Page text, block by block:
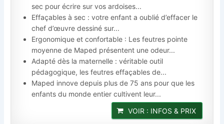
sec pour écrire sur vos ardoises...
Effaçables à sec : votre enfant a oublié d’effacer le
chef d’œuvre dessiné sur...
Ergonomique et confortable : Les feutres pointe
moyenne de Maped présentent une odeur...
Adapté dès la maternelle : véritable outil
pédagogique, les feutres effaçables de...
Maped innove depuis plus de 75 ans pour que les
enfants du monde entier cultivent leur...
VOIR : INFOS & PRIX